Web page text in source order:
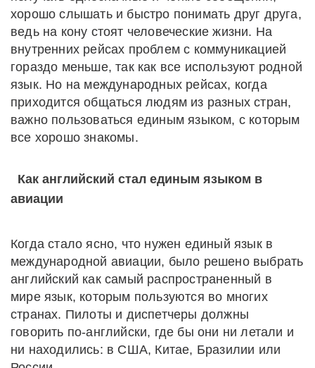
хорошо слышать и быстро понимать друг друга,
ведь на кону стоят человеческие жизни. На
внутренних рейсах проблем с коммуникацией
гораздо меньше, так как все используют родной
язык. Но на международных рейсах, когда
приходится общаться людям из разных стран,
важно пользоваться единым языком, с которым
все хорошо знакомы.
Как английский стал единым языком в
авиации
Когда стало ясно, что нужен единый язык в
международной авиации, было решено выбрать
английский как самый распространенный в
мире язык, которым пользуются во многих
странах. Пилоты и диспетчеры должны
говорить по-английски, где бы они ни летали и
ни находились: в США, Китае, Бразилии или